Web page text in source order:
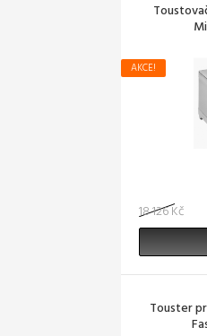
AKCE!
18 126 Kč
Touster